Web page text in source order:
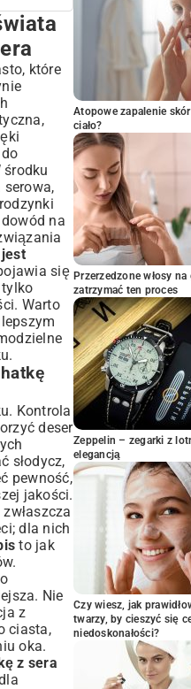
w
– co
klucz do
chatkę
sekrety
chatki
–
w
chatki
domowej
deseru
w
które
serowa,
na
się
tylko
Warto
Kontrola
deser
słodycz,
pewność,
jakości.
dla nich
to jak
Nie
z
ciasta,
oka.
z sera
Atopowe zapalenie
ciało?
Przerzedzone włosy
zatrzymać ten proces
Zeppelin – zegarki z
elegancją
Czy wiesz, jak
twarzy, by cieszyć się
niedoskonałości?